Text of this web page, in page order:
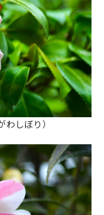
しぼり）